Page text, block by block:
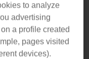
les
accueillir l’été au
avec des
to analyze
advertising
a profile created
pages visited
devices).